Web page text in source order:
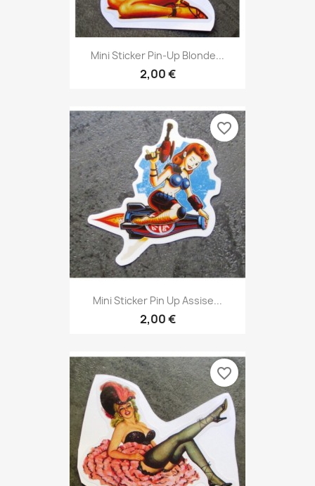
Mini Sticker Pin-Up Blonde...
2,00 €
Mini Sticker Pin Up Assise...
2,00 €
favorite_border
favorite_border